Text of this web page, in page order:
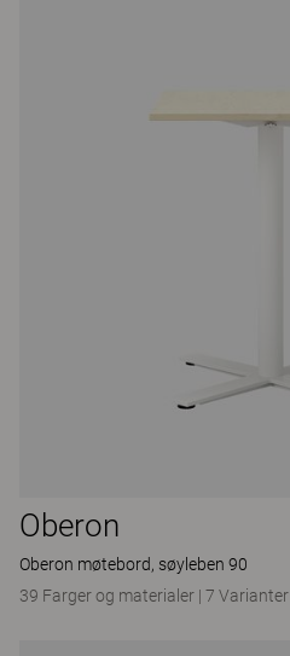
Oberon
Oberon møtebord, søyleben 90
39 Farger og materialer | 7 Varianter